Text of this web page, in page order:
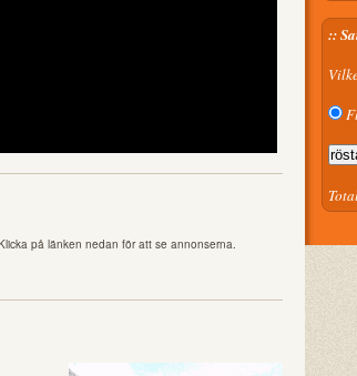
på länken nedan för att se annonserna.
::